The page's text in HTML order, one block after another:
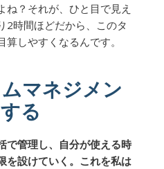
ね？それが、ひと目で見え
2時間ほどだから、このタ
しやすくなるんです。
マネジメン
る
で管理し、自分が使える時
を設けていく。これを私は